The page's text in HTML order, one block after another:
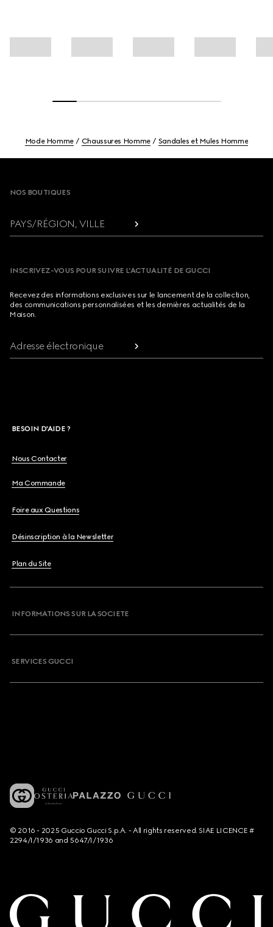
Mode Homme Chaussures Homme Sandales et Mules Homme
NOS BOUTIQUES
PAYS/RÉGION, VILLE
INSCRIVEZ-VOUS POUR SUIVRE L’ACTUALITÉ DE GUCCI
Recevez des informations exclusives sur le lancement de la collection,
des communications personnalisées et les dernières actualités de la
Maison.
Adresse électronique
BESOIN D'AIDE ?
Nous Contacter
Ma Commande
Foire aux Questions
Désinscription à la Newsletter
Plan du Site
INFORMATIONS SUR LA SOCIETE
SERVICES GUCCI
© 2016 - 2025 Guccio Gucci S.p.A. - All rights reserved. SIAE LICENCE #
2294/I/1936 and 5647/I/1936